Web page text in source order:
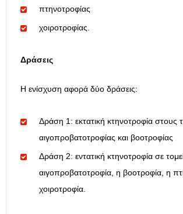
πτηνοτροφίας
χοιροτροφίας.
Δράσεις
Η ενίσχυση αφορά δύο δράσεις:
Δράση 1: εκτατική κτηνοτροφία στους
αιγοπροβατοτροφίας και βοοτροφίας
Δράση 2: εντατική κτηνοτροφία σε
αιγοπροβατοτροφία, η βοοτροφία, η
χοιροτροφία.